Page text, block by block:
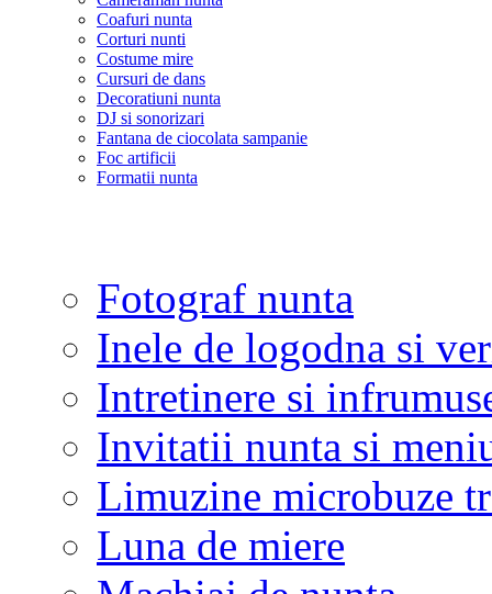
Coafuri nunta
Corturi nunti
Costume mire
Cursuri de dans
Decoratiuni nunta
DJ si sonorizari
Fantana de ciocolata sampanie
Foc artificii
Formatii nunta
Fotograf nunta
Inele de logodna si
Intretinere si
Invitatii nunta si
Limuzine microbuze
Luna de miere